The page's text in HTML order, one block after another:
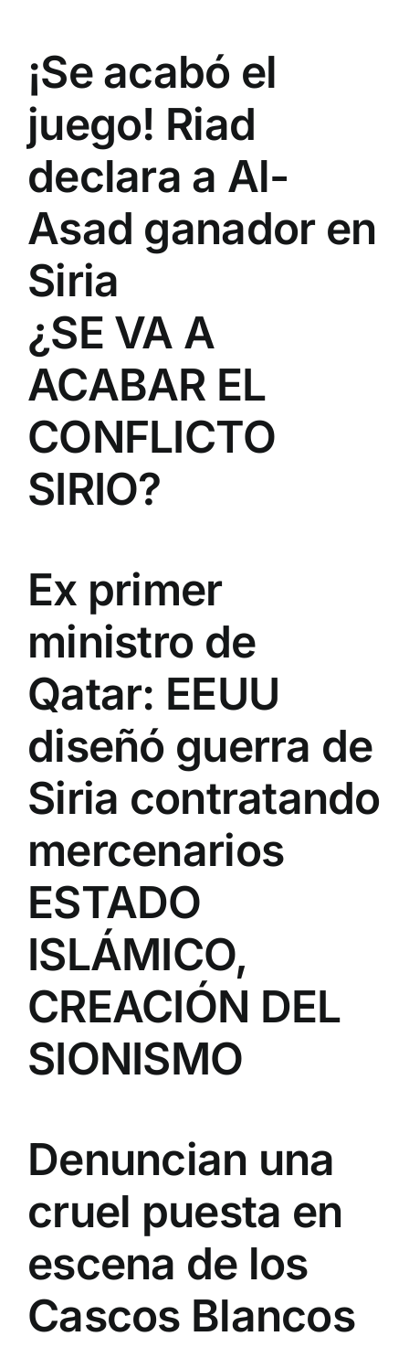
¡Se acabó el
juego! Riad
declara a Al-
Asad ganador en
Siria
¿SE VA A
ACABAR EL
CONFLICTO
SIRIO?
Ex primer
ministro de
Qatar: EEUU
diseñó guerra de
Siria contratando
mercenarios
ESTADO
ISLÁMICO,
CREACIÓN DEL
SIONISMO
Denuncian una
cruel puesta en
escena de los
Cascos Blancos